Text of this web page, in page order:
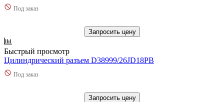
Под заказ
Запросить цену
Быстрый просмотр
Цилиндрический разъем D38999/26JD18PB
Под заказ
Запросить цену